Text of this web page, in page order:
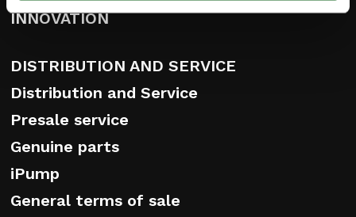
INNOVATION
DISTRIBUTION AND SERVICE
Distribution and Service
Presale service
Genuine parts
iPump
General terms of sale